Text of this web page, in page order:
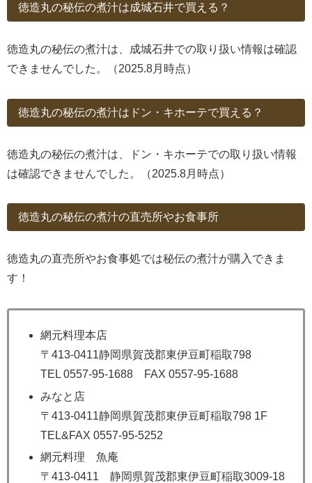
徳造丸の秘伝の煮汁は成城石井で買える？
徳造丸の秘伝の煮汁は、成城石井での取り扱い情報は確認
できませんでした。（2025.8月時点）
徳造丸の秘伝の煮汁はドン・キホーテで買える？
徳造丸の秘伝の煮汁は、ドン・キホーテでの取り扱い情報
は確認できませんでした。（2025.8月時点）
徳造丸の秘伝の煮汁の直売所やお食事所
徳造丸の直売所やお食事処では秘伝の煮汁が購入できま
す！
網元料理本店
〒413-0411静岡県賀茂郡東伊豆町稲取798
TEL 0557-95-1688 FAX 0557-95-1688
みなと店
〒413-0411静岡県賀茂郡東伊豆町稲取798 1F
TEL&FAX 0557-95-5252
網元料理 魚庵
〒413-0411 静岡県賀茂郡東伊豆町稲取3009-18